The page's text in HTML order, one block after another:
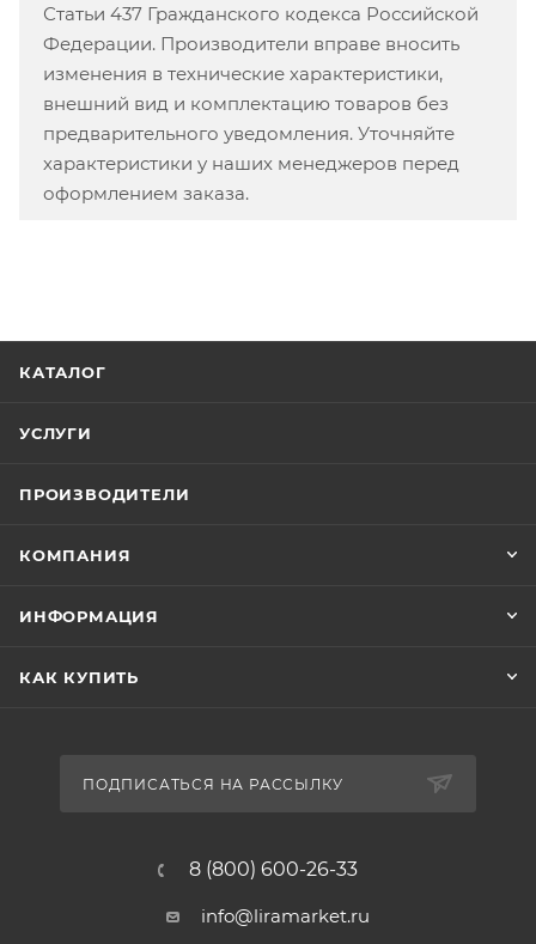
Статьи 437 Гражданского кодекса Российской
Федерации. Производители вправе вносить
изменения в технические характеристики,
внешний вид и комплектацию товаров без
предварительного уведомления. Уточняйте
характеристики у наших менеджеров перед
оформлением заказа.
КАТАЛОГ
УСЛУГИ
ПРОИЗВОДИТЕЛИ
КОМПАНИЯ
ИНФОРМАЦИЯ
КАК КУПИТЬ
ПОДПИСАТЬСЯ НА РАССЫЛКУ
8 (800) 600-26-33
info@liramarket.ru